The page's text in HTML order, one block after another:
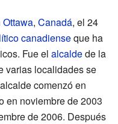
Ottawa, Canadá, el 24
canadienseque ha
Fue el alcaldede la
varias localidades se
comenzó en
en noviembre de 2003
de 2006. Después